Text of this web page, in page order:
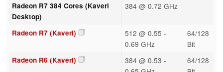
Radeon R7 384 Cores (Kaveri
Desktop)
384 @ 0.72 GHz
Radeon R7 (Kaveri)
512 @ 0.55 -
0.69 GHz
64/128
Bit
Radeon R6 (Kaveri)
384 @ 0.53 -
64/128